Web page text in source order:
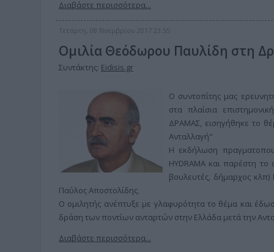
Διαβάστε περισσότερα...
Τετάρτη, 08 Νοεμβρίου 2017 23:55
Ομιλία Θεόδωρου Παυλίδη στη
Συντάκτης: Eidisis.gr
Ο συντοπίτης μας
στα πλαίσια
ΔΡΑΜΑΣ, εισηγήθηκε το
Ανταλλαγή"
Η εκδήλωση
HYDRAMA και παρέστη το
βουλευτές, δήμαρχος κλπ)
Παύλος Αποστολίδης.
Ο ομιλητής ανέπτυξε με γλαφυρότητα το θέμα και
δράση των ποντίων ανταρτών στην Ελλάδα μετά την
Διαβάστε περισσότερα...